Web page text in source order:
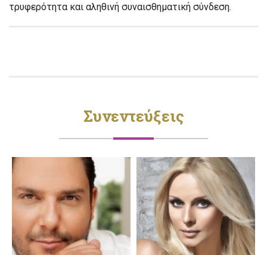
τρυφερότητα και αληθινή συναισθηματική σύνδεση.
Συνεντεύξεις